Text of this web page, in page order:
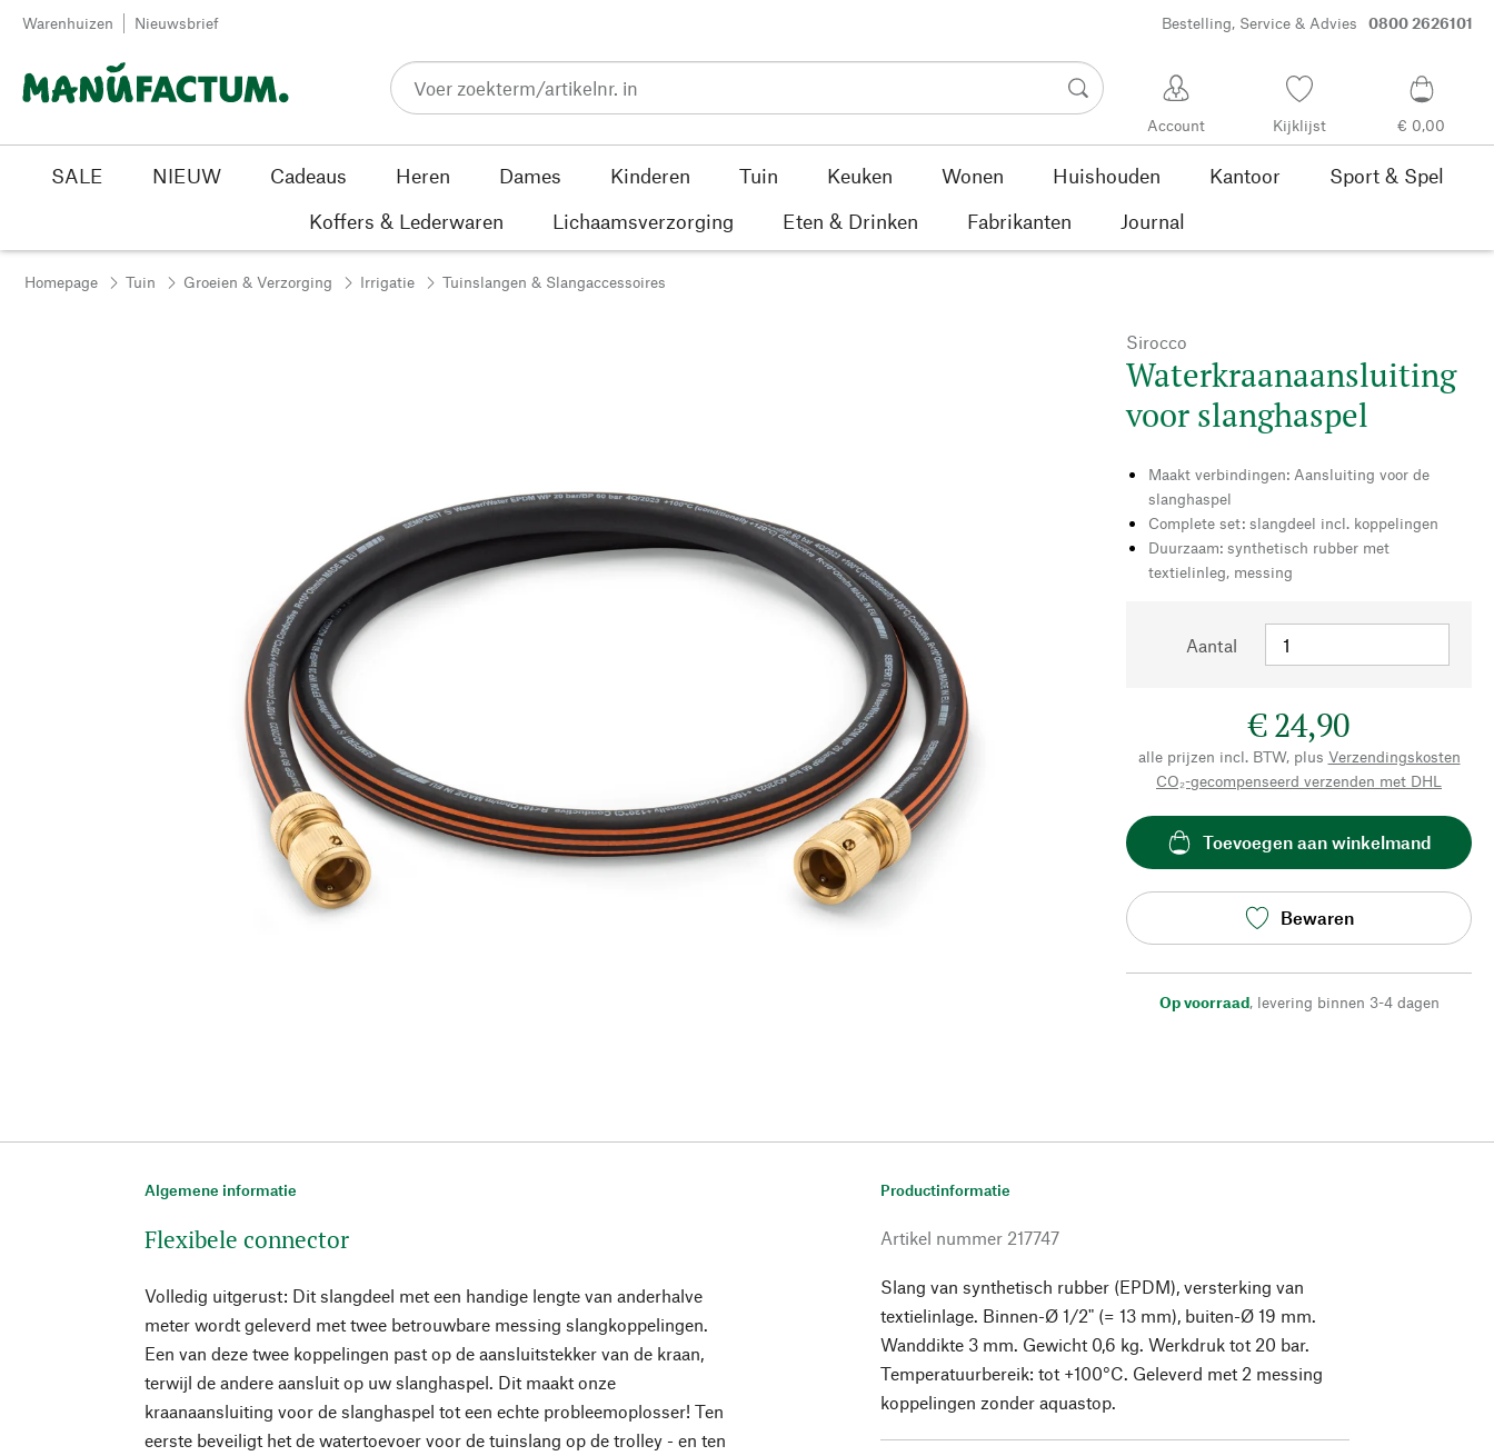
Passer au contenu
Warenhuizen Nieuwsbrief Bestelling, Service & Advies 0800 2626101
Account Kijklijst € 0,00
SALE NIEUW Cadeaus Heren Dames Kinderen Tuin Keuken Wonen Huishouden Kantoor
Sport & Spel
Koffers & Lederwaren
Lichaamsverzorging Eten & Drinken Fabrikanten Journal
Homepage Tuin Groeien & Verzorging Irrigatie Tuinslangen & Slangaccessoires
Sirocco
Waterkraanaansluiting
voor slanghaspel
Maakt verbindingen: Aansluiting voor de
slanghaspel
Complete set: slangdeel incl. koppelingen
Duurzaam: synthetisch rubber met
textielinleg, messing
Aantal
€ 24,90
alle prijzen incl. BTW, plus Verzendingskosten
CO₂-gecompenseerd verzenden met DHL
Toevoegen aan winkelmand
Bewaren
Op voorraad, levering binnen 3-4 dagen
Algemene informatie
Flexibele connector
Volledig uitgerust: Dit slangdeel met een handige lengte van anderhalve
meter wordt geleverd met twee betrouwbare messing slangkoppelingen.
Een van deze twee koppelingen past op de aansluitstekker van de kraan,
terwijl de andere aansluit op uw slanghaspel. Dit maakt onze
kraanaansluiting voor de slanghaspel tot een echte probleemoplosser! Ten
eerste beveiligt het de watertoevoer voor de tuinslang op de trolley - en ten
Productinformatie
Artikel nummer 217747
Slang van synthetisch rubber (EPDM), versterking van
textielinlage. Binnen-Ø 1/2" (= 13 mm), buiten-Ø 19 mm.
Wanddikte 3 mm. Gewicht 0,6 kg. Werkdruk tot 20 bar.
Temperatuurbereik: tot +100°C. Geleverd met 2 messing
koppelingen zonder aquastop.